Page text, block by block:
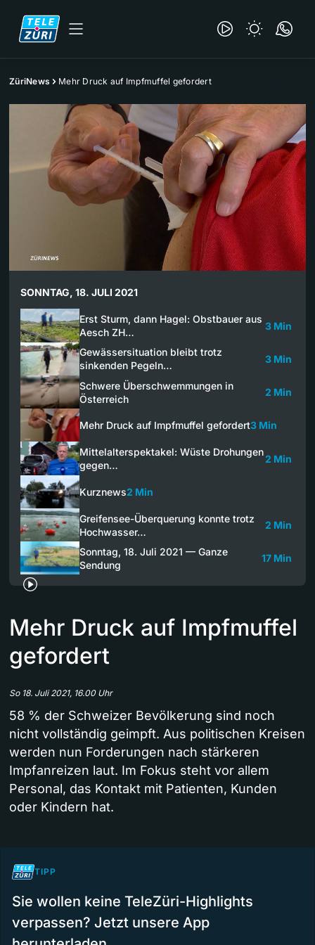
ZüriNews Mehr Druck auf Impfmuffel gefordert
SONNTAG, 18. JULI 2021
Erst Sturm, dann Hagel: Obstbauer aus
Aesch ZH…
3 Min
Gewässersituation bleibt trotz
sinkenden Pegeln…
3 Min
Schwere Überschwemmungen in
Österreich
2 Min
Mehr Druck auf Impfmuffel gefordert3 Min
Mittelalterspektakel: Wüste Drohungen
gegen…
2 Min
Kurznews2 Min
Greifensee-Überquerung konnte trotz
Hochwasser…
2 Min
Sonntag, 18. Juli 2021 — Ganze
Sendung
17 Min
Mehr Druck auf Impfmuffel
gefordert
So 18. Juli 2021, 16.00 Uhr
58 % der Schweizer Bevölkerung sind noch
nicht vollständig geimpft. Aus politischen Kreisen
werden nun Forderungen nach stärkeren
Impfanreizen laut. Im Fokus steht vor allem
Personal, das Kontakt mit Patienten, Kunden
oder Kindern hat.
TIPP
Sie wollen keine TeleZüri-Highlights
verpassen? Jetzt unsere App